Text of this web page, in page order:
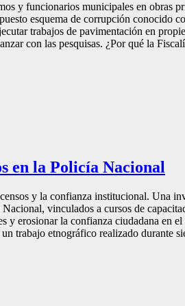
y funcionarios municipales en obras
esquema de corrupción conocido
trabajos de pavimentación en
con las pesquisas. ¿Por qué la
en la Policía Nacional
y la confianza institucional. Una
vinculados a cursos de
erosionar la confianza ciudadana en
trabajo etnográfico realizado durante